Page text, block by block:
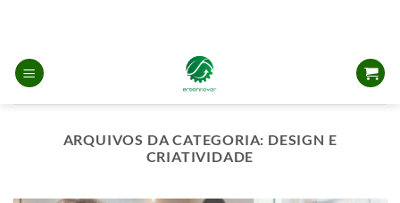
content
ARQUIVOS DA CATEGORIA: DESIGN E
CRIATIVIDADE